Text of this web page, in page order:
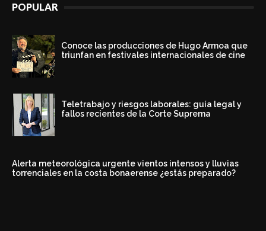
POPULAR
Conoce las producciones de Hugo Armoa que
triunfan en festivales internacionales de cine
Teletrabajo y riesgos laborales: guía legal y
fallos recientes de la Corte Suprema
Alerta meteorológica urgente vientos intensos y lluvias
torrenciales en la costa bonaerense ¿estás preparado?